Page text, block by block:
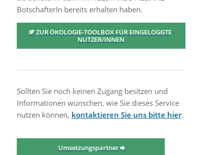
BotschafterIn bereits erhalten haben.
ZUR ÖKOLOGIE-TOOLBOX FÜR EINGELOGGTE
NUTZER/INNEN
Sollten Sie noch keinen Zugang besitzen und
Informationen wünschen, wie Sie dieses Service
nutzen können, kontaktieren Sie uns bitte hier.
Umsetzungspartner